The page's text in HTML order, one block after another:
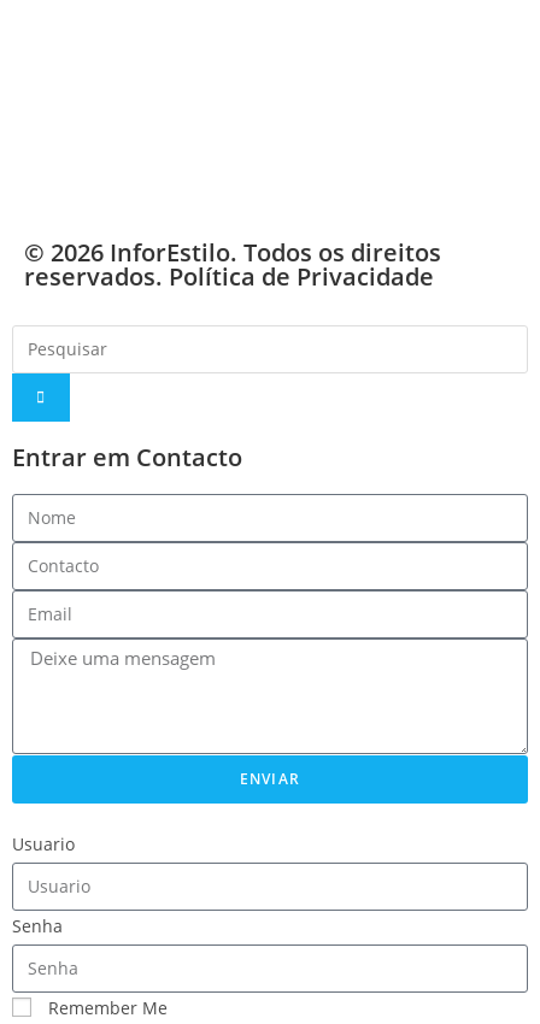
© 2026 InforEstilo. Todos os direitos
reservados. Política de Privacidade
Entrar em Contacto
ENVIAR
Usuario
Senha
Remember Me